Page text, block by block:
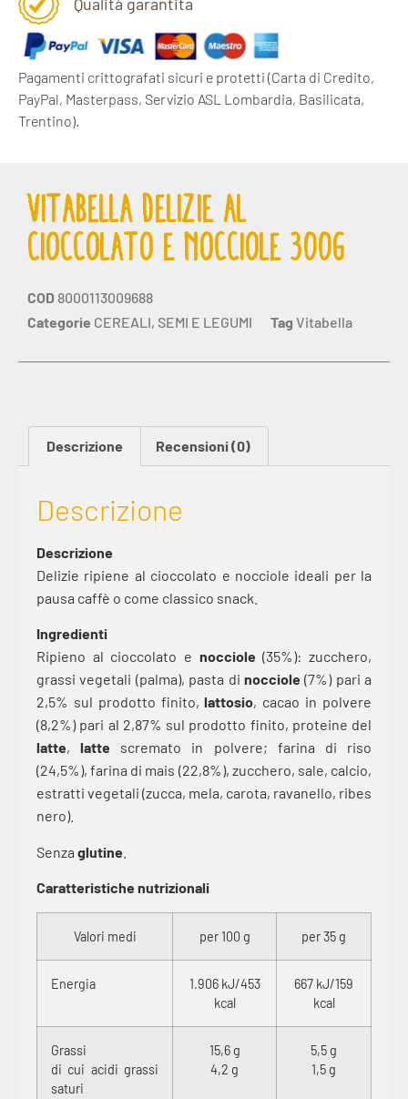
Pagamenti crittografati sicuri e protetti (Carta di Credito,
PayPal, Masterpass, Servizio ASL Lombardia, Basilicata,
Trentino).
VITABELLA DELIZIE AL
CIOCCOLATO E NOCCIOLE 300G
COD 8000113009688
Categorie CEREALI, SEMI E LEGUMI Tag Vitabella
Descrizione Recensioni (0)
Descrizione
Descrizione
Delizie ripiene al cioccolato e nocciole ideali per la
pausa caffè o come classico snack.
Ingredienti
Ripieno al cioccolato e nocciole (35%): zucchero,
grassi vegetali (palma), pasta di nocciole (7%) pari a
2,5% sul prodotto finito,lattosio, cacao in polvere
(8,2%) pari al 2,87% sul prodotto finito, proteine del
latte,latte scremato in polvere; farina di riso
(24,5%), farina di mais (22,8%), zucchero, sale, calcio,
estratti vegetali (zucca, mela, carota, ravanello, ribes
nero).
Senza glutine
Caratteristiche nutrizionali
Valori medi per 100 g per 35 g
Energia
1.906 kJ/453
kcal
667 kJ/159
kcal
Grassi
di cui acidi grassi
saturi
15,6 g
4,2 g
5,5 g
1,5 g